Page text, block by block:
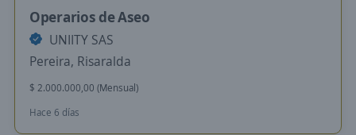
Operarios de Aseo
UNIITY SAS
Pereira, Risaralda
$ 2.000.000,00 (Mensual)
Hace 6 días